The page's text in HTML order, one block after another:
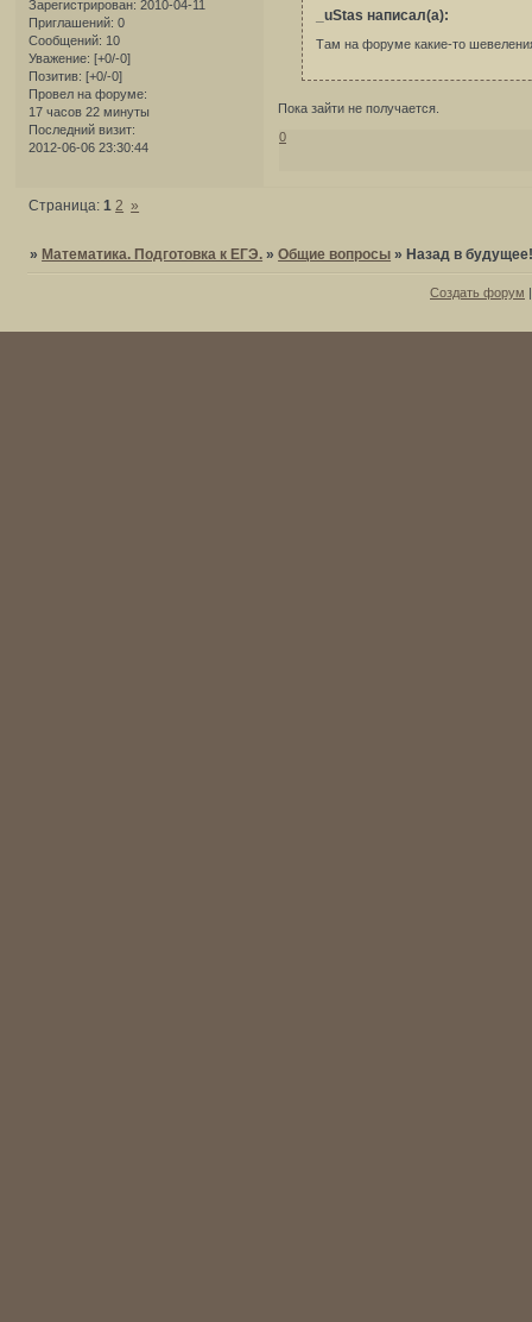
Зарегистрирован: 2010-04-11
Приглашений: 0
Сообщений: 10
Уважение: [+0/-0]
Позитив: [+0/-0]
Провел на форуме:
17 часов 22 минуты
Последний визит:
2012-06-06 23:30:44
_uStas написал(а):
Там на форуме какие-то
Пока зайти не получается.
0
Страница: 1 2 »
» Математика. Подготовка к ЕГЭ. »Общие вопросы » Назад в
Создать форум